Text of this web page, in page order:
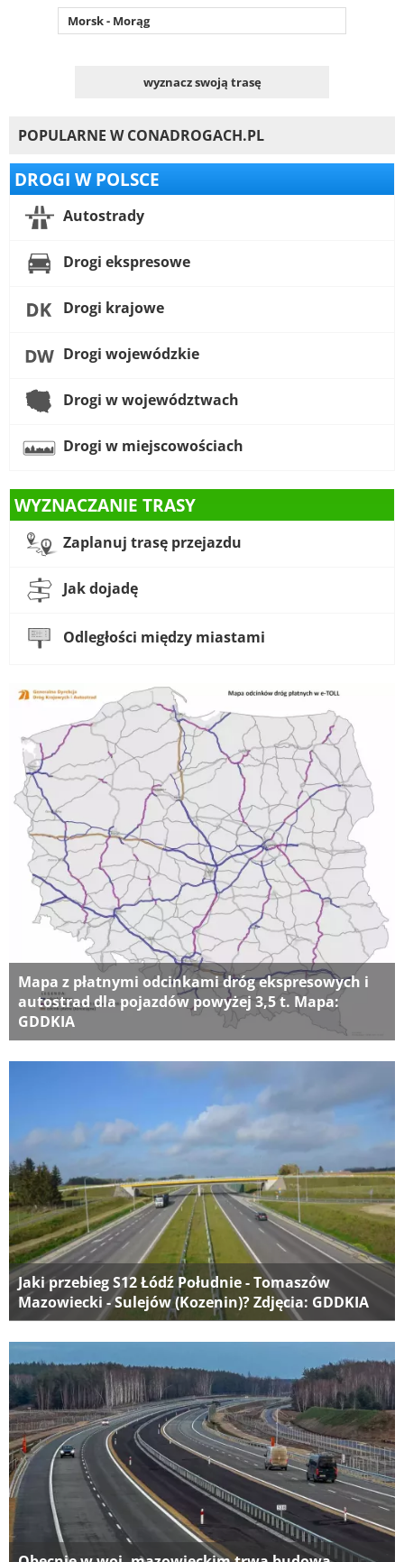
Morsk - Morąg
wyznacz swoją trasę
POPULARNE W CONADROGACH.PL
DROGI W POLSCE
Autostrady
Drogi ekspresowe
Drogi krajowe
Drogi wojewódzkie
Drogi w województwach
Drogi w miejscowościach
WYZNACZANIE TRASY
Zaplanuj trasę przejazdu
Jak dojadę
Odległości między miastami
Mapa z płatnymi odcinkami dróg ekspresowych i
autostrad dla pojazdów powyżej 3,5 t. Mapa:
GDDKIA
Jaki przebieg S12 Łódź Południe - Tomaszów
Mazowiecki - Sulejów (Kozenin)? Zdjęcia: GDDKIA